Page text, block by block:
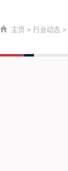
主页 > 行业动态 >